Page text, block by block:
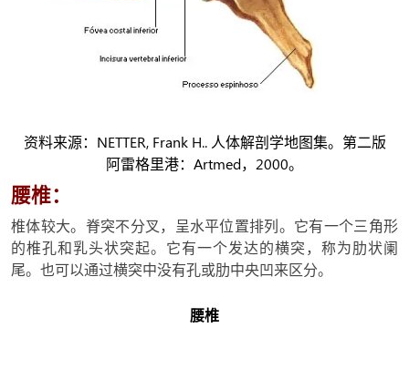
资料来源：NETTER, Frank H.. 人体解剖学地图集。第二版
阿雷格里港：Artmed，2000。
腰椎：
椎体较大。脊突不分叉，呈水平位置排列。它有一个三角形
的椎孔和乳头状突起。它有一个发达的横突，称为肋状阑
尾。也可以通过横突中没有孔或肋中央凹来区分。
腰椎